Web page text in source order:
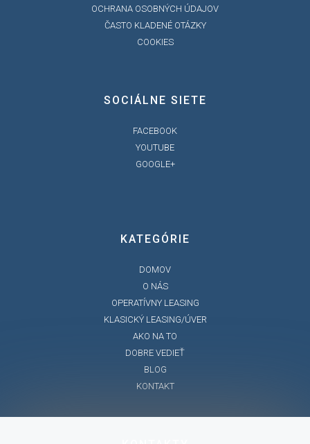
OCHRANA OSOBNÝCH ÚDAJOV
ČASTO KLADENÉ OTÁZKY
COOKIES
SOCIÁLNE SIETE
FACEBOOK
YOUTUBE
GOOGLE+
KATEGÓRIE
DOMOV
O NÁS
OPERATÍVNY LEASING
KLASICKÝ LEASING/ÚVER
AKO NA TO
DOBRE VEDIEŤ
BLOG
KONTAKT